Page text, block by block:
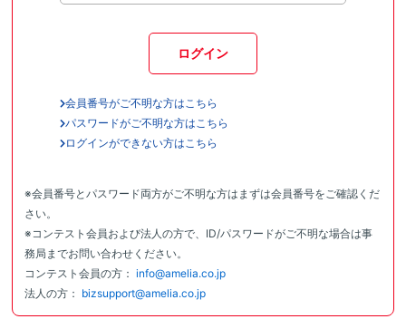
ログイン
会員番号がご不明な方はこちら
パスワードがご不明な方はこちら
ログインができない方はこちら
※会員番号とパスワード両方がご不明な方はまずは会員番号をご確認くだ
さい。
※コンテスト会員および法人の方で、ID/パスワードがご不明な場合は事
務局までお問い合わせください。
コンテスト会員の方： info@amelia.co.jp
法人の方： bizsupport@amelia.co.jp